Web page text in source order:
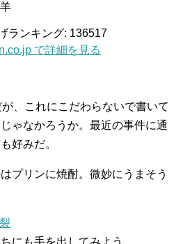
ランキング: 136517
で詳細を見る
、これにこだわらないで書いて
ゃなかろうか。最近の事件に通
好みだ。
プリンに焼酎。微妙にうまそう